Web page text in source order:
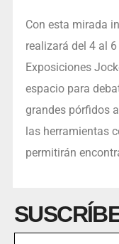
Con esta mirada
realizará del 4 al
Exposiciones
espacio para
grandes pórfidos
las herramientas
permitirán